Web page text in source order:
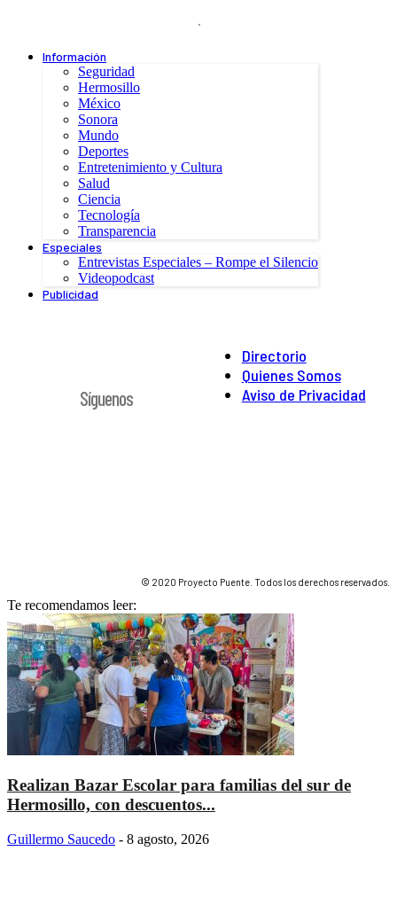
.
Información
Seguridad
Hermosillo
México
Sonora
Mundo
Deportes
Entretenimiento y Cultura
Salud
Ciencia
Tecnología
Transparencia
Especiales
Entrevistas Especiales – Rompe el Silencio
Videopodcast
Publicidad
Directorio
Quienes Somos
Aviso de Privacidad
Síguenos
© 2020 Proyecto Puente. Todos los derechos reservados.
Te recomendamos leer:
Realizan Bazar Escolar para familias del sur de
Hermosillo, con descuentos...
Guillermo Saucedo - 8 agosto, 2026